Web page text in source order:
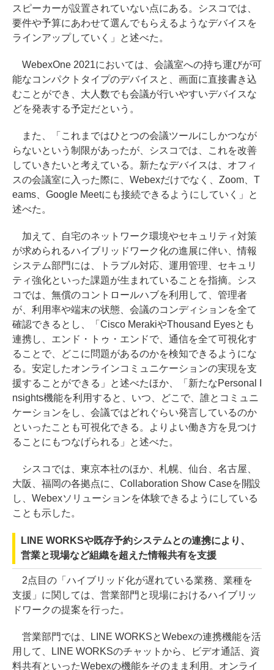
スピーカーが設置されていない点にある。シスコでは、
要件や予算にあわせて選んでもらえるようなデバイスを
ラインアップしていく」と述べた。
WebexOne 2021においては、会議室への持ち運びが可
能なコンパクトタイプのデバイスと、画面に直接書き込
むことができ、大人数でも会議が行いやすいデバイスな
どを発表する予定だという。
また、「これまではひとつの会議ツールにしかつなが
らないという制限があったが、シスコでは、これを改善
していきたいと考えている。新たなデバイスは、オフィ
スの会議室に入った際に、Webexだけでなく、Zoom、T
eams、Google Meetにも接続できるようにしていく」と
述べた。
加えて、自宅のネットワーク環境やセキュリティ対策
が求められるハイブリッドワーク化の進展に伴い、情報
システム部門には、トラブル対応、運用管理、セキュリ
ティ強化といった課題が生まれていることを指摘。シス
コでは、無償のコントロールハブを利用して、管理者
が、利用率や端末の状態、会議のコンディションを全て
確認できるとし、「Cisco MerakiやThousand Eyesとも
連携し、エンド・トゥ・エンドで、通信を全て可視化す
ることで、どこに問題があるのかを検知できるようにな
る。安定したオンラインコミュニケーションの実現を支
援することができる」と述べたほか、「新たなPersonal I
nsights機能を利用すると、いつ、どこで、誰とコミュニ
ケーションをし、会議ではどれぐらい発言しているのか
といったことも可視化できる。よりよい働き方を見つけ
ることにもつなげられる」と述べた。
シスコでは、東京本社のほか、札幌、仙台、名古屋、
大阪、福岡の各拠点に、Collaboration Show Caseを開設
し、Webexソリューションを体験できるようにしている
ことも示した。
LINE WORKSや既存予約システムとの連携により、
営業と現場など組織を超えた情報共有を支援
2点目の「ハイブリッド化が遅れている業務、業種を
支援」に関しては、営業部門と現場におけるハイブリッ
ドワークの提案を行った。
営業部門では、LINE WORKSとWebexの連携機能を活
用して、LINE WORKSのチャットから、ビデオ通話、資
料共有といったWebexの機能をそのまま利用。オンライ